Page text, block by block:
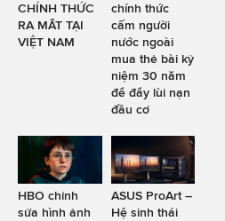
CHÍNH THỨC
RA MẮT TẠI
VIỆT NAM
chính thức
cấm người
nước ngoài
mua thẻ bài kỷ
niệm 30 năm
để đẩy lùi nạn
đầu cơ
HBO chỉnh
sửa hình ảnh
ASUS ProArt –
Hệ sinh thái